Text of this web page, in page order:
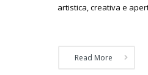
artistica, creativa e
Read More